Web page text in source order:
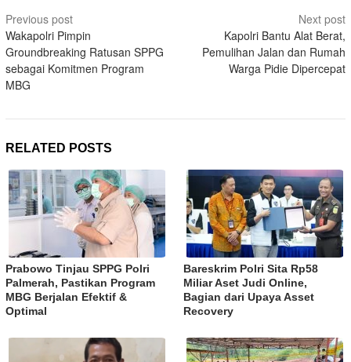
Post
navigation
Previous post
Wakapolri Pimpin
Groundbreaking Ratusan SPPG
sebagai Komitmen Program
MBG
Next post
Kapolri Bantu Alat Berat,
Pemulihan Jalan dan Rumah
Warga Pidie Dipercepat
RELATED POSTS
Prabowo Tinjau SPPG Polri
Palmerah, Pastikan Program
MBG Berjalan Efektif &
Optimal
Bareskrim Polri Sita Rp58
Miliar Aset Judi Online,
Bagian dari Upaya Asset
Recovery